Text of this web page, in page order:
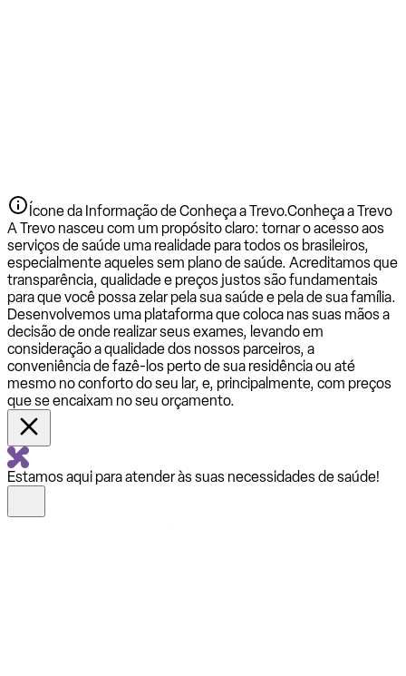
Ícone da Informação de Conheça a Trevo.Conheça a Trevo
A Trevo nasceu com um propósito claro: tornar o acesso aos
serviços de saúde uma realidade para todos os brasileiros,
especialmente aqueles sem plano de saúde. Acreditamos que
transparência, qualidade e preços justos são fundamentais
para que você possa zelar pela sua saúde e pela de sua família.
Desenvolvemos uma plataforma que coloca nas suas mãos a
decisão de onde realizar seus exames, levando em
consideração a qualidade dos nossos parceiros, a
conveniência de fazê-los perto de sua residência ou até
mesmo no conforto do seu lar, e, principalmente, com preços
que se encaixam no seu orçamento.
Estamos aqui para atender às suas necessidades de saúde!